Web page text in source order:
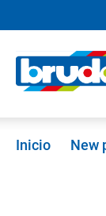
Saltar a
Inicio New